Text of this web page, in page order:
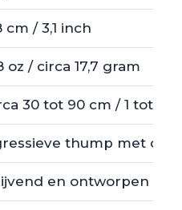
cm / 3,1 inch
oz / circa 17,7 gram
30 tot 90 cm / 1 tot 3 ft
thump met
en ontworpen